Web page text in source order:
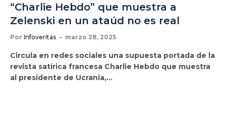
“Charlie Hebdo” que muestra a
Zelenski en un ataúd no es real
Por Infoveritas marzo 28, 2025
Circula en redes sociales una supuesta portada de la
revista satírica francesa Charlie Hebdo que muestra
al presidente de Ucrania,…